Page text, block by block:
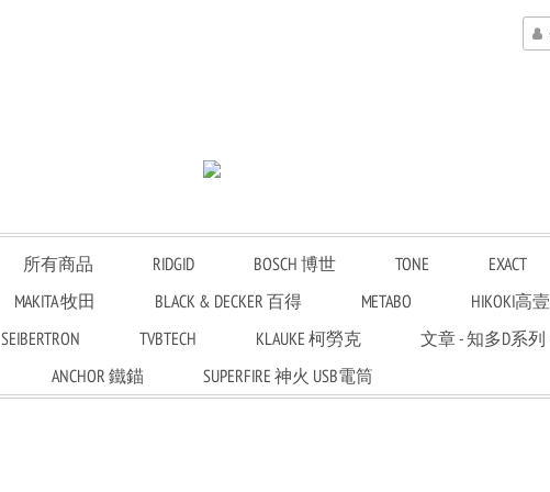
所有商品 RIDGID BOSCH 博世 TONE EXACT
MAKITA 牧田 BLACK & DECKER 百得 METABO HIKOKI高壹
SEIBERTRON TVBTECH KLAUKE 柯勞克 文章 - 知多D系列
ANCHOR 鐵錨
SUPERFIRE 神火 USB電筒